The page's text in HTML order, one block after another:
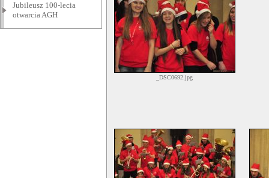
Jubileusz 100-lecia
otwarcia AGH
_DSC0692.jpg